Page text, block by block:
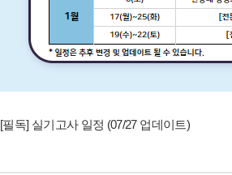
[필독] 실기고사 일정 (07/27 업데이트)